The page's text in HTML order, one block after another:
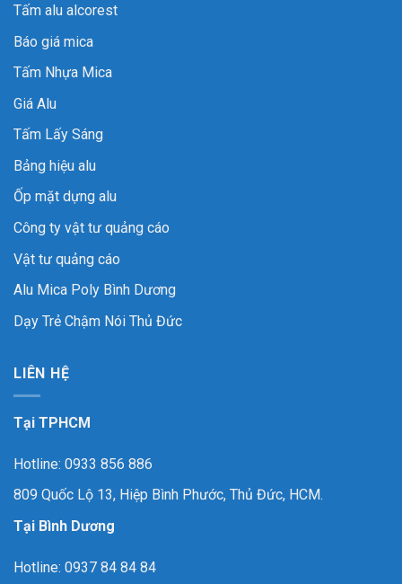
Tấm alu alcorest
Báo giá mica
Tấm Nhựa Mica
Giá Alu
Tấm Lấy Sáng
Bảng hiệu alu
Ốp mặt dựng alu
Công ty vật tư quảng cáo
Vật tư quảng cáo
Alu Mica Poly Bình Dương
Dạy Trẻ Chậm Nói Thủ Đức
LIÊN HỆ
Tại TPHCM
Hotline: 0933 856 886
809 Quốc Lộ 13, Hiệp Bình Phước, Thủ Đức, HCM.
Tại Bình Dương
Hotline: 0937 84 84 84